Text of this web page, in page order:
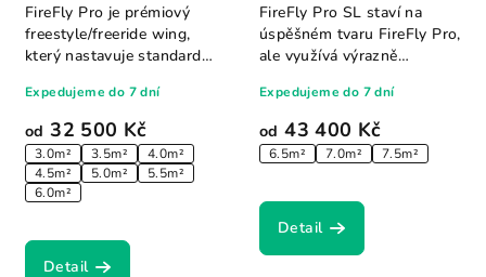
od 32 500 Kč
3.0m² 3.5m²
4.0m²
4.5m²
5.0m²
5.5m²
6.0m²
Expedujeme do 7 dní
Detail
FireFly Pro je prémiový
freestyle/freeride wing,
který nastavuje standard
od 43 400 Kč
6.5m² 7.0m² 7.5m²
Expedujeme do 7 dní
Detail
FireFly Pro SL staví na
úspěšném tvaru FireFly Pro,
ale využívá výrazně